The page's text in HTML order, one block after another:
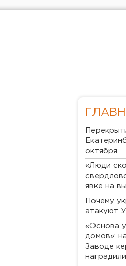
октября
«Люди
явке на
Почему
атакуют
«Основа
домов»:
Заводе